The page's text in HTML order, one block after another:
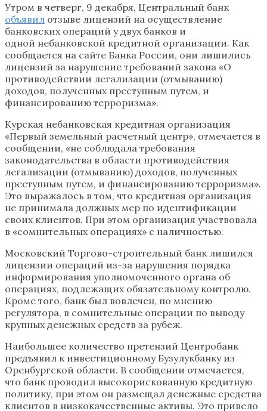
Утром в четверг, 9 декабря, Центральный банк
объявил отзыве лицензий на осуществление
банковских операций у двух банков и
одной небанковской кредитной организации. Как
сообщается на сайте Банка России, они лишились
лицензий за нарушение требований закона «О
противодействии легализации (отмыванию)
доходов, полученных преступным путем, и
финансированию терроризма».
Курская небанковская кредитная организация
«Первый земельный расчетный центр», отмечается в
сообщении, «не соблюдала требования
законодательства в области противодействия
легализации (отмыванию) доходов, полученных
преступным путем, и финансированию терроризма».
Это выражалось в том, что кредитная организация
не принимала должных мер по идентификации
своих клиентов. При этом организация участвовала
в «сомнительных операциях» с наличностью.
Московский Торгово-строительный банк лишился
лицензии операций из-за нарушения порядка
информирования уполномоченного органа об
операциях, подлежащих обязательному контролю.
Кроме того, банк был вовлечен, по мнению
регулятора, в сомнительные операции по выводу
крупных денежных средств за рубеж. ​
Наибольшее количество претензий Центробанк
предъявил к инвестиционному Бузулукбанку из
Оренбургской области. В сообщении отмечается,
что банк проводил высокорискованную кредитную
политику, при этом он размещал денежные средства
клиентов в низкокачественные активы. Это привело